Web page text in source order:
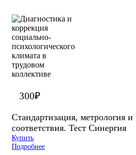
300₽
Стандартизация, метрология
соответствия. Тест Синергия
Купить
Подробнее